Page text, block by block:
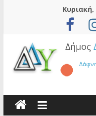
Δήμος